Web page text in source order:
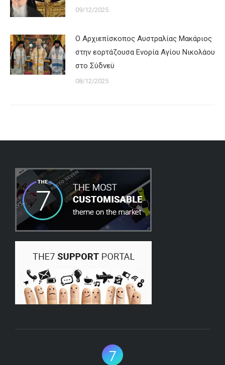
09/12/2025
Ο Αρχιεπίσκοπος Αυστραλίας Μακάριος
στην εορτάζουσα Ενορία Αγίου Νικολάου
στο Σύδνεϋ
08/12/2025